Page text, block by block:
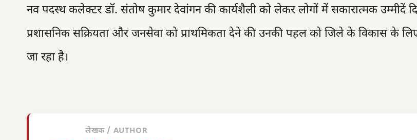
नव पदस्थ कलेक्टर डॉ. संतोष कुमार देवांगन की कार्यशैली को लेकर लोगों में सकारात्मक उम्मीदें
प्रशासनिक सक्रियता और जनसेवा को प्राथमिकता देने की उनकी पहल को जिले के विकास के लिए
जा रहा है।
लेखक / AUTHOR